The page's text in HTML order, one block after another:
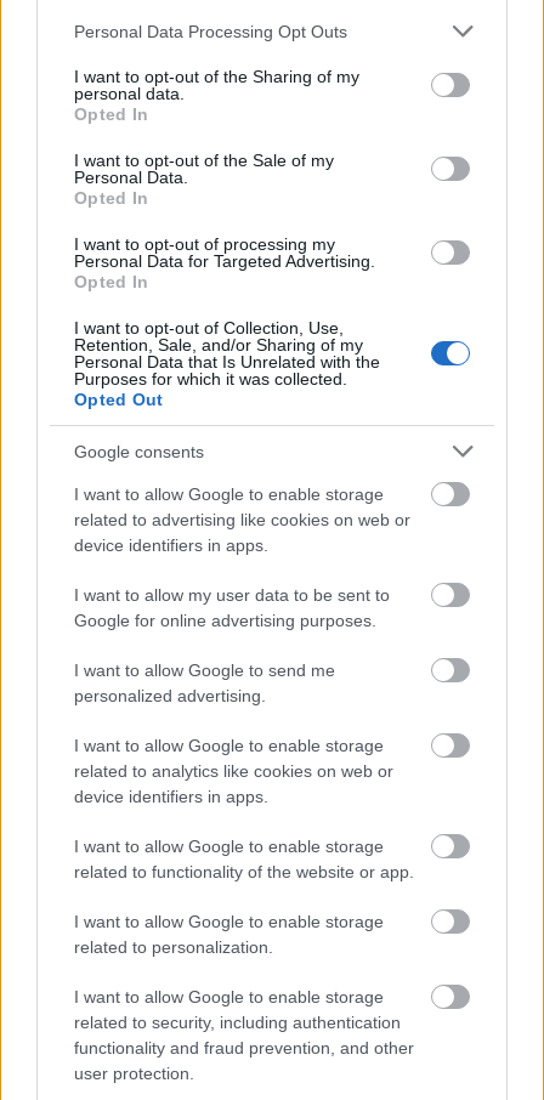
Please note that this website/app uses one or more Google
not limited to your visit or usage behaviour. You may click to
grant or deny consent to Google and its third-party tags to
use your data for below specified purposes in below Google
consent section.
Personal Data Processing Opt Outs
I want to opt-out of the Sharing of my
personal data.
Opted In
I want to opt-out of the Sale of my
Personal Data.
Opted In
I want to opt-out of processing my
Personal Data for Targeted Advertising.
Opted In
I want to opt-out of Collection, Use,
Retention, Sale, and/or Sharing of my
Personal Data that Is Unrelated with the
Purposes for which it was collected.
Opted Out
Google consents
I want to allow Google to enable storage
related to advertising like cookies on web or
device identifiers in apps.
I want to allow my user data to be sent to
Google for online advertising purposes.
I want to allow Google to send me
personalized advertising.
I want to allow Google to enable storage
related to analytics like cookies on web or
device identifiers in apps.
I want to allow Google to enable storage
related to functionality of the website or app.
I want to allow Google to enable storage
related to personalization.
I want to allow Google to enable storage
related to security, including authentication
functionality and fraud prevention, and other
user protection.
válogatásban két olyan poszt is akad, ami valaminek
a végét (ami persze egyben valami másnak az eleje)
is jelenti, és akkor ennyit a filozófiáról. Szóval
egyfelől lezárult egyik kedvenc blogom, a Káma-túra
szerzőinek életében egy…
Ahol jobb a politikai kabaré, mint
Magyarországon
Ki gondolná, hogy a magyar politikánál is van
lejjebb, ráadásul mindezt egy madárvadászati
törvény kapcsán sikerült előadni. Hogy hol, az
pillanatokon belül kiderül, miként az is, milyen
anyának lenni Cipruson. Végül ismét egy egzotikus
utazásra megyünk, méghozzá Oroszország…
Határátkelő•2015. március 08.
Az eheti blogajánlóban lesz minden, mint a
moziban, utazunk buszon Indonéziában,
ellátogatunk egy kis orosz faluba, amely zseniális
ötlettel tette magát híressé, végül egy rövid